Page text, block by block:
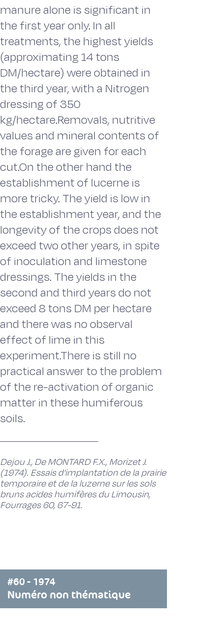
manure alone is significant in
the first year only. In all
treatments, the highest yields
(approximating 14 tons
DM/hectare) were obtained in
the third year, with a Nitrogen
dressing of 350
kg/hectare.Removals, nutritive
values and mineral contents of
the forage are given for each
cut.On the other hand the
establishment of lucerne is
more tricky. The yield is low in
the establishment year, and the
longevity of the crops does not
exceed two other years, in spite
of inoculation and limestone
dressings. The yields in the
second and third years do not
exceed 8 tons DM per hectare
and there was no observal
effect of lime in this
experiment.There is still no
practical answer to the problem
of the re-activation of organic
matter in these humiferous
soils.
Dejou J., De MONTARD F.X., Morizet J.
(1974). Essais d'implantation de la prairie
temporaire et de la luzerne sur les sols
bruns acides humifères du Limousin,
Fourrages 60, 67-91.
#60 - 1974
Numéro non thématique